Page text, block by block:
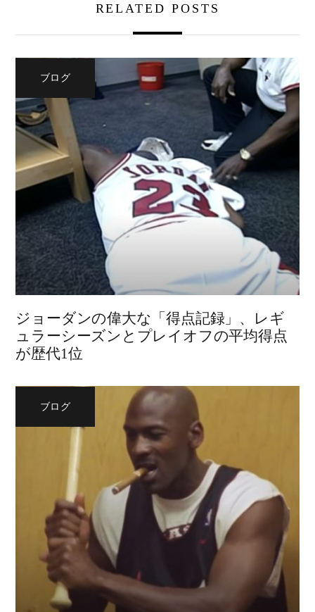
RELATED POSTS
ブログ
ジョーダンの偉大な「得点記録」、レギ
ュラーシーズンとプレイオフの平均得点
が歴代1位
ブログ